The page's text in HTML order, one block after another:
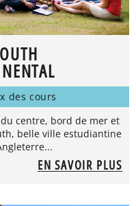
des cours
centre, bord de mer et
belle ville estudiantine
EN SAVOIR PLUS